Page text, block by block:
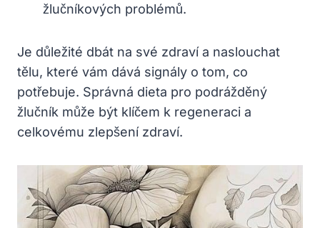
žlučníkových problémů.
Je důležité dbát na své zdraví a naslouchat
tělu, které vám dává signály o tom, co
potřebuje. Správná dieta pro podrážděný
žlučník může být klíčem k regeneraci a
celkovému zlepšení zdraví.